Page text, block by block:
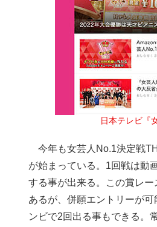
日本テレビ『
今年も女芸人No.1決定戦
が始まっている。1回戦は動
する事が出来る。この賞レ
あるが、併願エントリーが
ンビで2回出る事もできる。